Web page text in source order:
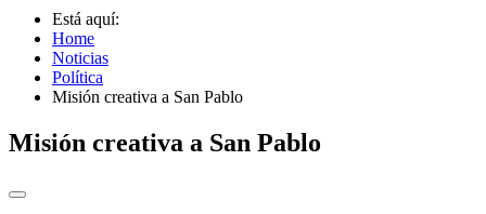
Está aquí:
Home
Noticias
Política
Misión creativa a San Pablo
Misión creativa a San Pablo